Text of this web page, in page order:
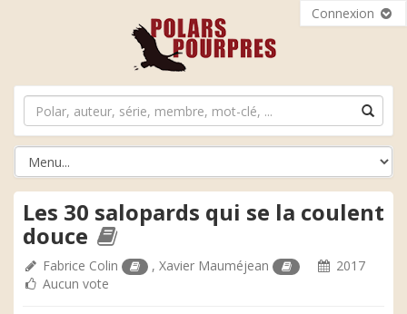
Connexion
Les 30 salopards qui se la coulent
douce
Fabrice Colin ,Xavier Mauméjean
2017
Aucun vote